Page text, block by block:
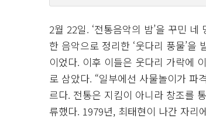
2월 22일. ‘전통음악의 밤’을 꾸민 네
한 음악으로 정리한 ‘웃다리 풍물’을
이었다. 이후 이들은 웃다리 가락에
로 삼았다. “일부에선 사물놀이가 파
르다. 전통은 지킴이 아니라 창조를
류했다. 1979년, 최태현이 나간 자리